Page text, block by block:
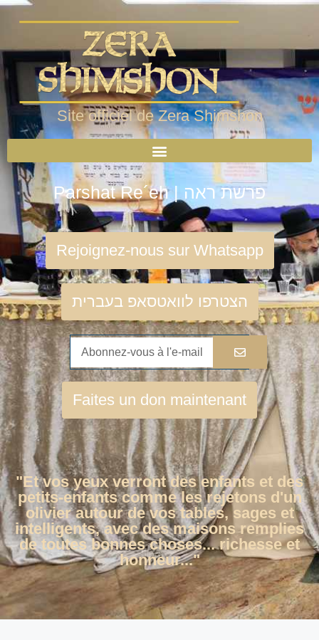
Site officiel de Zera Shimshon
Parshat Re´eh | פרשת ראה
Rejoignez-nous sur Whatsapp
הצטרפו לוואטסאפ בעברית
Faites un don maintenant
"Et vos yeux verront des enfants et des
petits-enfants comme les rejetons d'un
olivier autour de vos tables, sages et
intelligents, avec des maisons remplies
de toutes bonnes choses... richesse et
honneur..."